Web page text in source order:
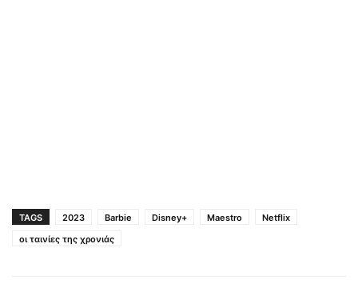
TAGS 2023 Barbie Disney+ Maestro
Netflix
οι ταινίες της χρονιάς